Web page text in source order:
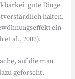
gute Dinge
halten.
ein
et al., 2002).
auf die man
geforscht.